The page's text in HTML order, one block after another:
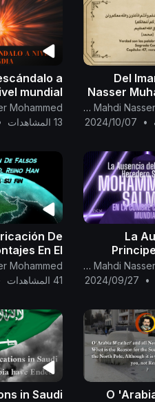
Del
Nasser
Yamani a
de la
Canal Oficial Del Imam Al Mahdi Nasser Mohammed
•
2024/10/07
a
mundial
13 المشاهدات
La
Saudí
Salman
Canal Oficial Del Imam Al Mahdi Nasser Mohammed
•
2024/09/27
De
En El
(De Arabia
llegado a
41 المشاهدات
O
in Saudi